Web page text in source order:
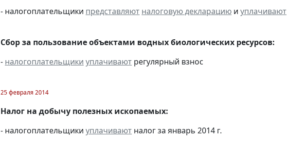
- налогоплательщики представляют налоговую декларацию и уплачивают
Сбор за пользование объектами водных биологических ресурсов:
- налогоплательщики уплачивают регулярный взнос
25 февраля 2014
Налог на добычу полезных ископаемых:
- налогоплательщики уплачивают налог за январь 2014 г.